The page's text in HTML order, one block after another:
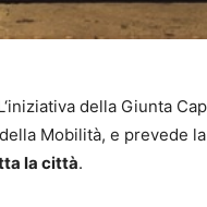
della Giunta
Mobilità, e prevede la
la città.